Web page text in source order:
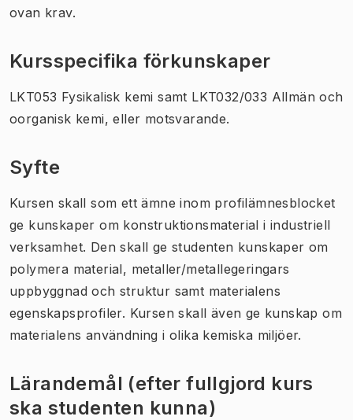
ovan krav.
Kursspecifika förkunskaper
LKT053 Fysikalisk kemi samt LKT032/033 Allmän och
oorganisk kemi, eller motsvarande.
Syfte
Kursen skall som ett ämne inom profilämnesblocket
ge kunskaper om konstruktionsmaterial i industriell
verksamhet. Den skall ge studenten kunskaper om
polymera material, metaller/metallegeringars
uppbyggnad och struktur samt materialens
egenskapsprofiler. Kursen skall även ge kunskap om
materialens användning i olika kemiska miljöer.
Lärandemål (efter fullgjord kurs
ska studenten kunna)